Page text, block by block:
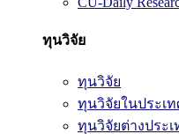
ทุนวิจัย
ทุนวิจัย
ทุนวิจัยในประเ
ทุนวิจัยต่างประเ